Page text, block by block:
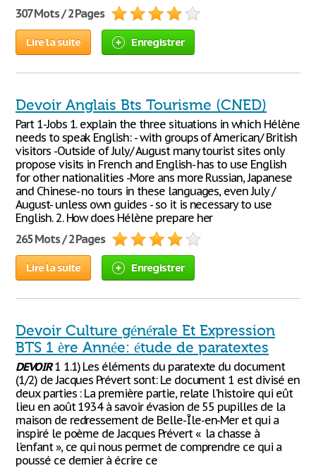
307 Mots / 2 Pages
Lire la suite Enregistrer
Devoir Anglais Bts Tourisme (CNED)
Part 1-Jobs 1. explain the three situations in which Hélène
needs to speak English: - with groups of American/ British
visitors -Outside of July/ August many tourist sites only
propose visits in French and English- has to use English
for other nationalities -More ans more Russian, Japanese
and Chinese- no tours in these languages, even July /
August- unless own guides - so it is necessary to use
English. 2. How does Hélène prepare her
265 Mots / 2 Pages
Lire la suite Enregistrer
Devoir Culture générale Et Expression
BTS 1 ère Année: étude de paratextes
DEVOIR1 1.1) Les éléments du paratexte du document
(1/2) de Jacques Prévert sont: Le document 1 est divisé en
deux parties : La première partie, relate l'histoire qui eût
lieu en août 1934 à savoir évasion de 55 pupilles de la
maison de redressement de Belle-Île-en-Mer et qui a
inspiré le poème de Jacques Prévert « la chasse à
l'enfant », ce qui nous permet de comprendre ce qui a
poussé ce dernier à écrire ce